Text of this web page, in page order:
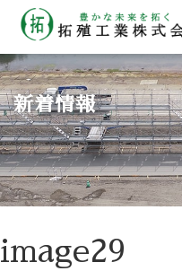
新着情報
image29